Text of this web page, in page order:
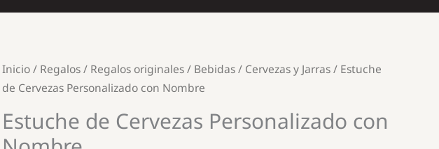
Inicio/ Regalos/ Regalos originales/ Bebidas/ Cervezas y Jarras/ Estuche
de Cervezas Personalizado con Nombre
Estuche de Cervezas Personalizado con